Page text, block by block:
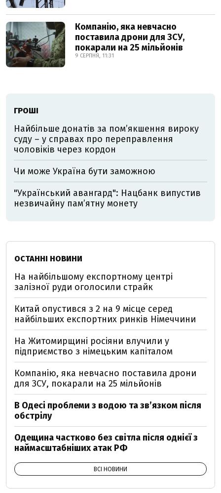
Компанію, яка невчасно
поставила дрони для ЗСУ,
покарали на 25 мільйонів
9 СЕРПНЯ, 11:31
ГРОШІ
Найбільше донатів за пом’якшення вироку
суду – у справах про переправлення
чоловіків через кордон
Чи може Україна бути заможною
"Український авангард": Нацбанк випустив
незвичайну пам’ятну монету
ОСТАННІ НОВИНИ
На найбільшому експортному центрі
залізної руди оголосили страйк
Китай опустився з 2 на 9 місце серед
найбільших експортних ринків Німеччини
На Житомирщині росіяни влучили у
підприємство з німецьким капіталом
Компанію, яка невчасно поставила дрони
для ЗСУ, покарали на 25 мільйонів
В Одесі проблеми з водою та звʼязком після
обстрілу
Одещина частково без світла після однієї з
наймасштабніших атак РФ
ВСІ НОВИНИ